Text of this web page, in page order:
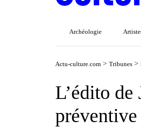
Archéologie
Actu-culture.com > Tribunes >
L’édito de
préventive